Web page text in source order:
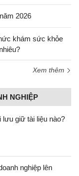
2026
khám sức khỏe
Xem thêm
NGHIỆP
lưu giữ tài liệu nào?
nghiệp lên